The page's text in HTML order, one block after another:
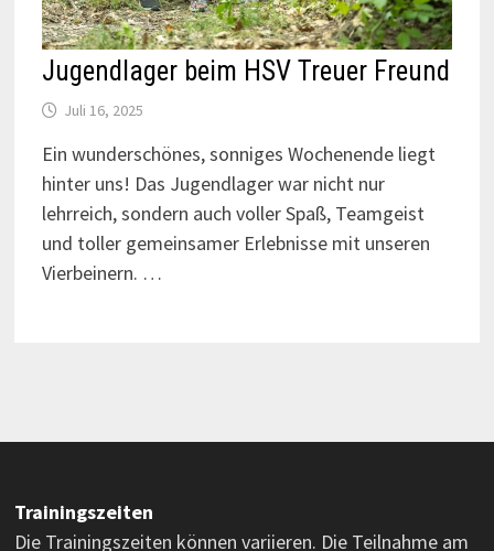
Jugendlager beim HSV Treuer Freund
Juli 16, 2025
Ein wunderschönes, sonniges Wochenende liegt
hinter uns! Das Jugendlager war nicht nur
lehrreich, sondern auch voller Spaß, Teamgeist
und toller gemeinsamer Erlebnisse mit unseren
Vierbeinern. …
Trainingszeiten
Die Trainingszeiten können variieren. Die Teilnahme am